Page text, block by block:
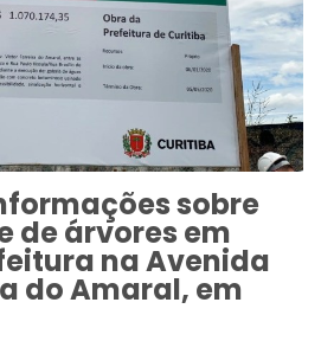
sobre
de árvores em
na Avenida
do Amaral, em